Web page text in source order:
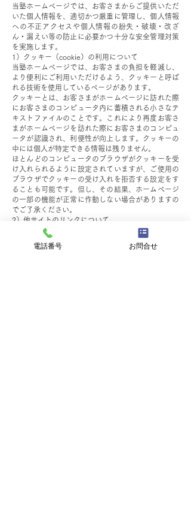
当塾ホームページでは、お客さまからご提供いただ
いた個人情報を、適切かつ厳重に管理し、個人情報
への不正アクセスや個人情報の紛失・破壊・改ざ
ん・漏えい等の防止に必要かつ十分な安全管理対策
を実施します。
1）クッキー（cookie）の利用について
当塾ホームページでは、お客さまの負担を軽減し、
より便利にご利用いただけるよう、クッキーと呼ば
れる技術を使用しているページがあります。
クッキーとは、お客さまがホームページに訪れた際
にお客さまのコンピュータ内に蓄積される小さなテ
キストファイルのことです。これにより再度お客さ
まがホームページを訪れた際にお客さまのコンピュ
ータが認識され、利便性が向上します。クッキーの
中には個人が特定できる情報は残りません。
ほとんどのコンピュータのブラウザがクッキーを受
け入れられるように設定されていますが、ご使用の
ブラウザでクッキーの受け入れを拒否する設定をす
ることも可能です。但し、その結果、ホームページ
の一部の機能が正常に作動しない場合がありますの
でご了承ください。
2）他サイトのリンクについて
当塾ホームページには、お客さまに対し、有用な情
報・サービスをご提供するため他の会社の運営する
ホームページへのリンクがあります。リンク先のホ
電話番号 お問合せ